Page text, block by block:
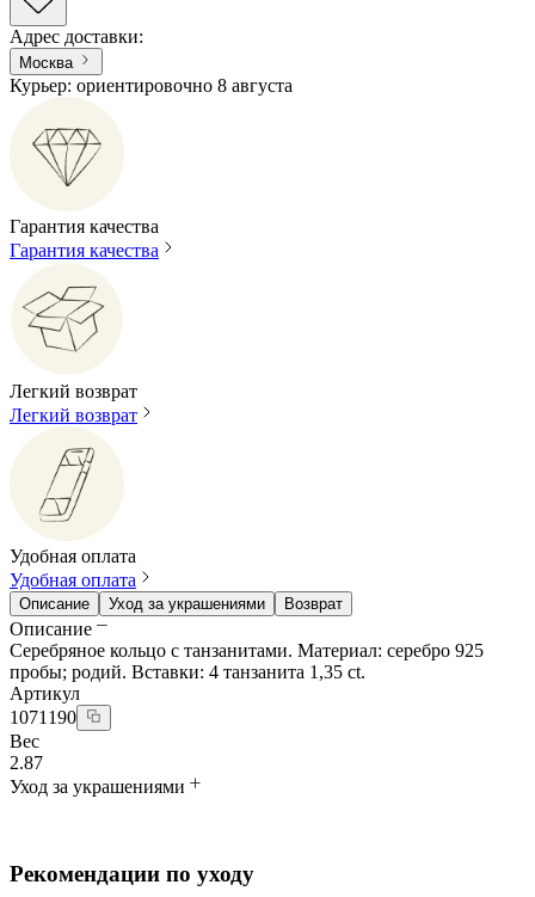
Адрес доставки:
Москва
Курьер: ориентировочно 8 августа
Гарантия качества
Гарантия качества
Легкий возврат
Легкий возврат
Удобная оплата
Удобная оплата
Описание Уход за украшениями Возврат
Описание
Серебряное кольцо с танзанитами. Материал: серебро 925
пробы; родий. Вставки: 4 танзанита 1,35 ct.
Артикул
1071190
Вес
2.87
Уход за украшениями
Рекомендации по уходу